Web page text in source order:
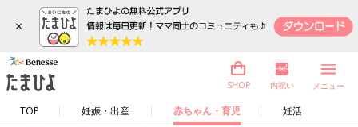
×
TOP 妊娠・出産 赤ちゃん・育児 妊活
SHOP 内祝い メニュー